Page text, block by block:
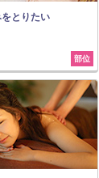
とりたい
部位